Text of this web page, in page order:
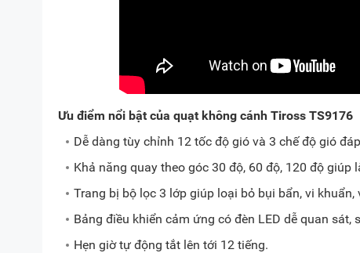
Ưu điểm nổi bật của quạt không cánh Tiross TS9176
Dễ dàng tùy chỉnh 12 tốc độ gió và 3 chế độ gió
Khả năng quay theo góc 30 độ, 60 độ, 120 độ giúp
Trang bị bộ lọc 3 lớp giúp loại bỏ bụi bẩn, vi khuẩn,
Bảng điều khiển cảm ứng có đèn LED dễ quan sát,
Hẹn giờ tự động tắt lên tới 12 tiếng.